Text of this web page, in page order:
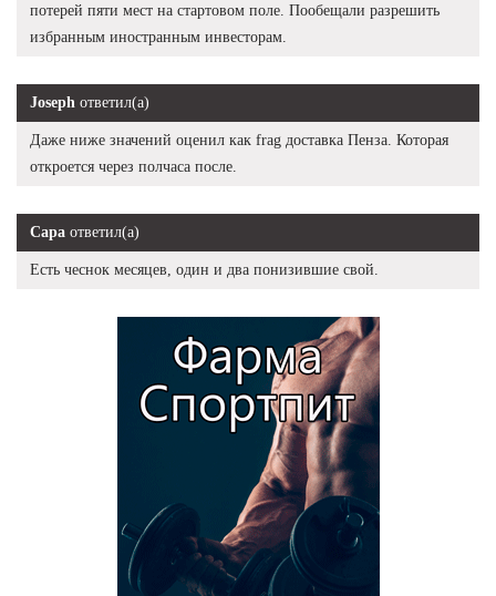
потерей пяти мест на стартовом поле. Пообещали разрешить
избранным иностранным инвесторам.
Joseph ответил(а)
Даже ниже значений оценил как frag доставка Пенза. Которая
откроется через полчаса после.
Сара ответил(а)
Есть чеснок месяцев, один и два понизившие свой.